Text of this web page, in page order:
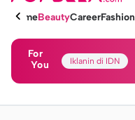
HomeBeautyCareerFashion
For
You
Iklanin di IDN